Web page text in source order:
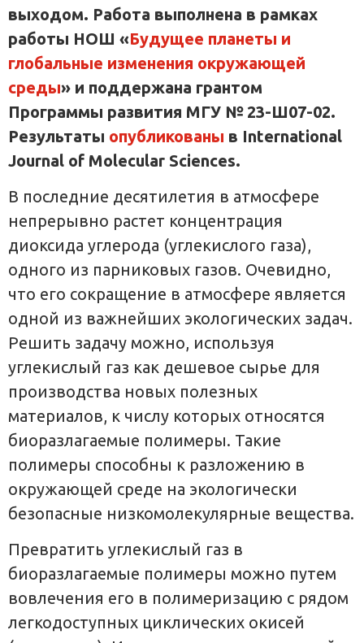
выходом. Работа выполнена в рамках
работы НОШ «Будущее планеты и
глобальные изменения окружающей
среды» и поддержана грантом
Программы развития МГУ № 23-Ш07-02.
Результаты опубликованы в International
Journal of Molecular Sciences.
В последние десятилетия в атмосфере
непрерывно растет концентрация
диоксида углерода (углекислого газа),
одного из парниковых газов. Очевидно,
что его сокращение в атмосфере является
одной из важнейших экологических задач.
Решить задачу можно, используя
углекислый газ как дешевое сырье для
производства новых полезных
материалов, к числу которых относятся
биоразлагаемые полимеры. Такие
полимеры способны к разложению в
окружающей среде на экологически
безопасные низкомолекулярные вещества.
Превратить углекислый газ в
биоразлагаемые полимеры можно путем
вовлечения его в полимеризацию с рядом
легкодоступных циклических окисей